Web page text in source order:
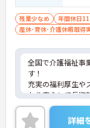
残業少なめ 年間休日
産休･育休･介護休暇取得
全国で介護福祉事
す！
充実の福利厚生や
おり安心して長期
ご興味ある方には
細をお話致します
詳細